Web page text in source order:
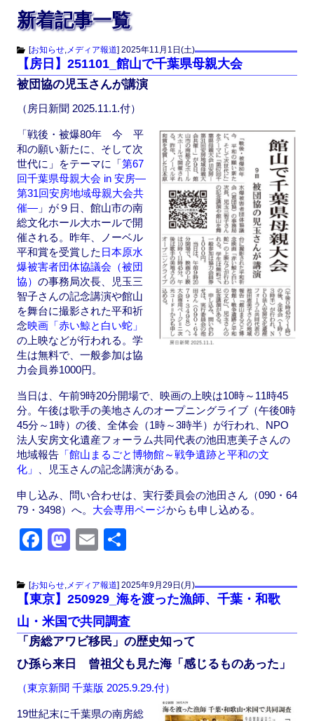
新着記事一覧
[お知らせ,メディア報道] 2025年11月1日(土)
【房日】251101_館山で千葉県母親大会
被団協の児玉さんが講演
（房日新聞 2025.11.1.付）
「戦後・被爆80年 今 平
和の願い新たに、そして次
世代に」をテーマに「第67
回千葉県母親大会 in 安房―
第31回安房地域母親大会共
催― 」が９日、館山市の南
総文化ホール大ホールで開
催される。昨年、ノーベル
平和賞を受賞した 日本原水
爆被害者団体協議会（被団
協） の事務局次長、児玉三
智子さんの記念講演や館山
を舞台に撮影された平和祈
念映画「赤い鯨と白い蛇」
の上映などが行われる。学
生は無料で、一般参加は協
力会員券1000円。
当日は、午前9時20分開場で、映画の上映は10時～11時45
分。午後は歌手の美地さんのオープニングライブ（午後0時
45分～1時）の後、全体会（1時～3時半）が行われ、NPO
法人安房文化遺産フォーラム共同代表の池田恵美子さんの
地域報告 「館山まるごと博物館～戦争遺跡と平和の文
化」
、児玉さんの記念講演がある。
申し込み、問い合わせは、実行委員会の池田さん（090・64
79・3498）へ。 大会専用ページからも申し込める。
F
c
e
b
o
o
k
M
st
o
d
o
n
E
ail
[お知らせ, メディア報道] 2025年9月29日(月)
【東京】250929_海を渡った漁師、千葉・和歌
山・米国で共同調査
「房総アワビ移民」の歴史知って
ひ孫ら来日 曾祖父も見た海「感じるものあった」
（東京新聞 千葉版 2025.9.29.付）
19世紀末に千葉県の南房総